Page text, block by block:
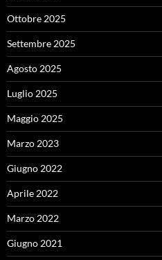
Ottobre 2025
Settembre 2025
Agosto 2025
Luglio 2025
Maggio 2025
Marzo 2023
Giugno 2022
Aprile 2022
Marzo 2022
Giugno 2021